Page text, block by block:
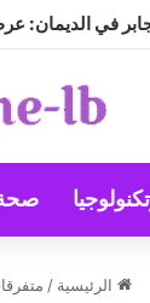
في الديمان:
الرئيسية /